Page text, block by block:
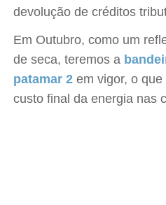
devolução de créditos
Em Outubro, como um
de seca, teremos a
patamar 2 em vigor, o
custo final da energia nas